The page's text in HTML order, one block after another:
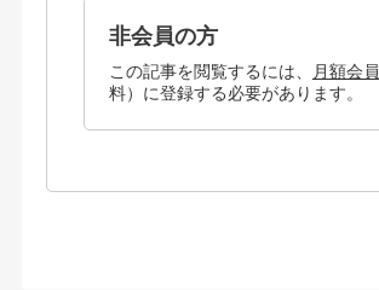
非会員の方
この記事を閲覧するには、 月額会員
料）に登録する必要があります。